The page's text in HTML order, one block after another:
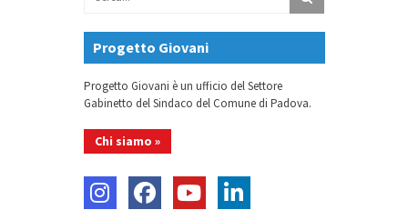
Progetto Giovani
Progetto Giovani è un ufficio del Settore
Gabinetto del Sindaco del Comune di Padova.
Chi siamo »